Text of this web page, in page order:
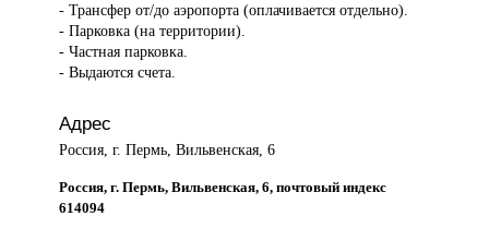
- Трансфер от/до аэропорта (оплачивается отдельно).
- Парковка (на территории).
- Частная парковка.
- Выдаются счета.
Адрес
Россия, г. Пермь, Вильвенская, 6
Россия, г. Пермь, Вильвенская, 6, почтовый индекс
614094